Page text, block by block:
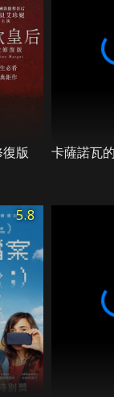
人的曖昧
版 卡薩諾瓦
5.8